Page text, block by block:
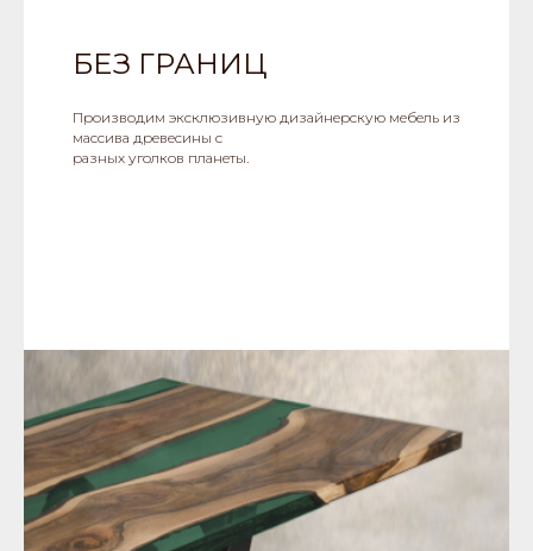
БЕЗ ГРАНИЦ
Производим эксклюзивную дизайнерскую мебель из
массива древесины с
разных уголков планеты.